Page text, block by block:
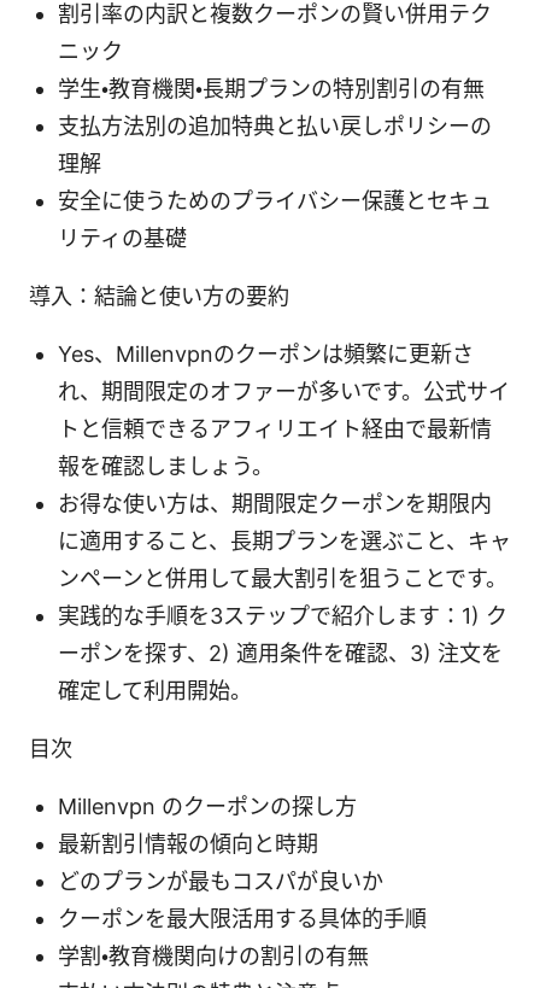
割引率の内訳と複数クーポンの賢い併用テク
ニック
学生・教育機関・長期プランの特別割引の有無
支払方法別の追加特典と払い戻しポリシーの
理解
安全に使うためのプライバシー保護とセキュ
リティの基礎
導入：結論と使い方の要約
Yes、Millenvpnのクーポンは頻繁に更新さ
れ、期間限定のオファーが多いです。公式サイ
トと信頼できるアフィリエイト経由で最新情
報を確認しましょう。
お得な使い方は、期間限定クーポンを期限内
に適用すること、長期プランを選ぶこと、キャ
ンペーンと併用して最大割引を狙うことです。
実践的な手順を3ステップで紹介します：1) ク
ーポンを探す、2) 適用条件を確認、3) 注文を
確定して利用開始。
目次
Millenvpn のクーポンの探し方
最新割引情報の傾向と時期
どのプランが最もコスパが良いか
クーポンを最大限活用する具体的手順
学割・教育機関向けの割引の有無